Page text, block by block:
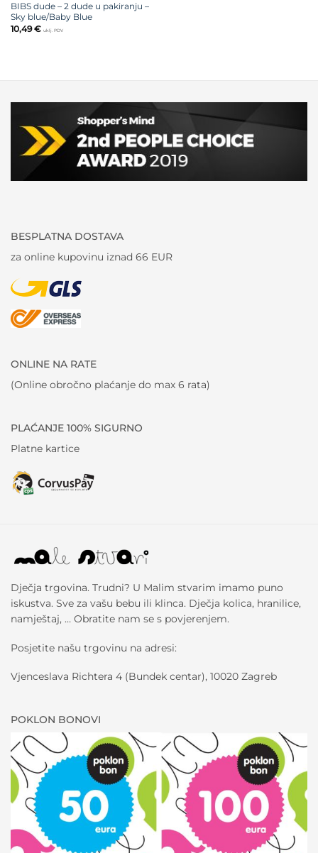
BIBS dude – 2 dude u pakiranju –
Sky blue/Baby Blue
10,49€ uklj. PDV
BESPLATNA DOSTAVA
za online kupovinu iznad 66 EUR
ONLINE NA RATE
(Online obročno plaćanje do max 6 rata)
PLAĆANJE 100% SIGURNO
Platne kartice
Dječja trgovina. Trudni? U Malim stvarim imamo puno
iskustva. Sve za vašu bebu ili klinca. Dječja kolica, hranilice,
namještaj, … Obratite nam se s povjerenjem.
Posjetite našu trgovinu na adresi:
Vjenceslava Richtera 4 (Bundek centar), 10020 Zagreb
POKLON BONOVI